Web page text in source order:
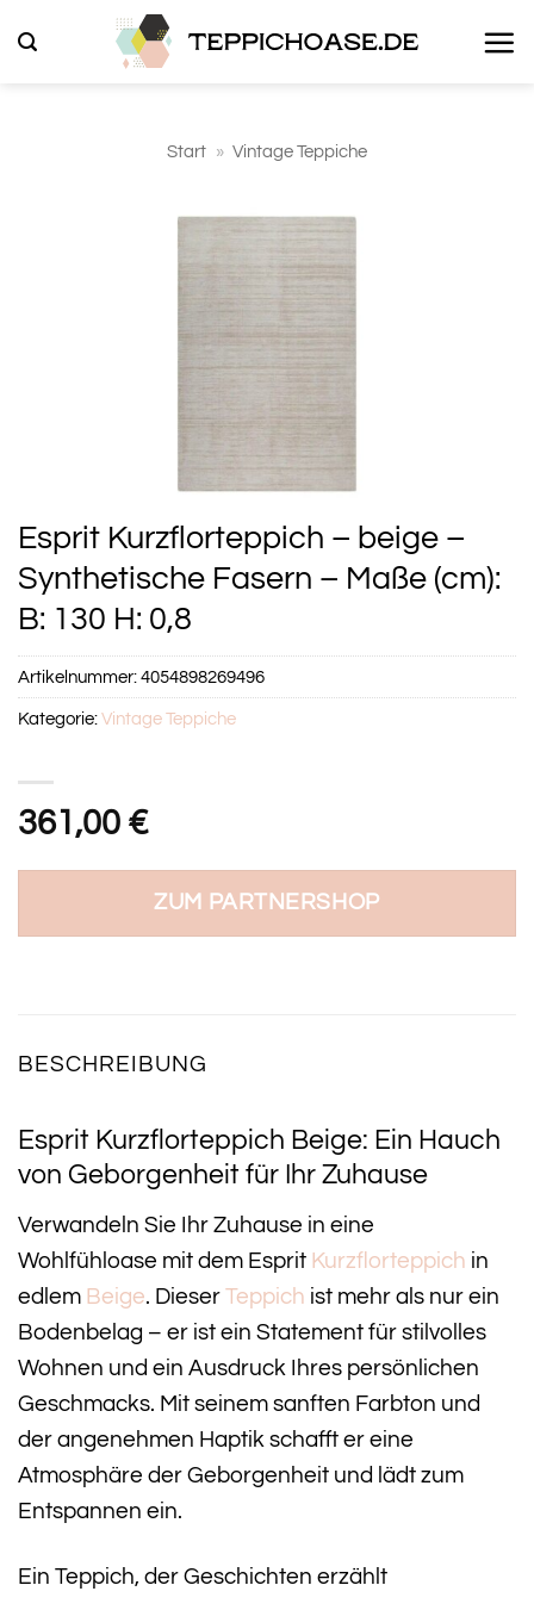
Inhalt
Start » Vintage Teppiche
Esprit Kurzflorteppich – beige –
Synthetische Fasern – Maße (cm):
B: 130 H: 0,8
361,00 €
ZUM PARTNERSHOP
Artikelnummer:4054898269496
Kategorie:Vintage Teppiche
BESCHREIBUNG
Esprit Kurzflorteppich Beige: Ein Hauch
von Geborgenheit für Ihr Zuhause
Verwandeln Sie Ihr Zuhause in eine
Wohlfühloase mit dem Esprit Kurzflorteppich in
edlem Beige. Dieser Teppich ist mehr als nur ein
Bodenbelag – er ist ein Statement für stilvolles
Wohnen und ein Ausdruck Ihres persönlichen
Geschmacks. Mit seinem sanften Farbton und
der angenehmen Haptik schafft er eine
Atmosphäre der Geborgenheit und lädt zum
Entspannen ein.
Ein Teppich, der Geschichten erzählt